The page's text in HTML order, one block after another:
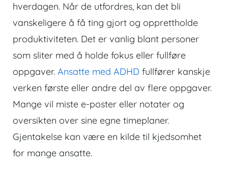
hverdagen. Når de utfordres, kan det bli
vanskeligere å få ting gjort og opprettholde
produktiviteten. Det er vanlig blant personer
som sliter med å holde fokus eller fullføre
oppgaver. Ansatte med ADHD fullfører kanskje
verken første eller andre del av flere oppgaver.
Mange vil miste e-poster eller notater og
oversikten over sine egne timeplaner.
Gjentakelse kan være en kilde til kjedsomhet
for mange ansatte.